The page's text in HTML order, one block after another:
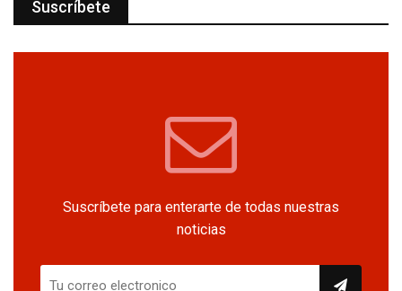
Suscríbete
Suscríbete para enterarte de todas nuestras
noticias